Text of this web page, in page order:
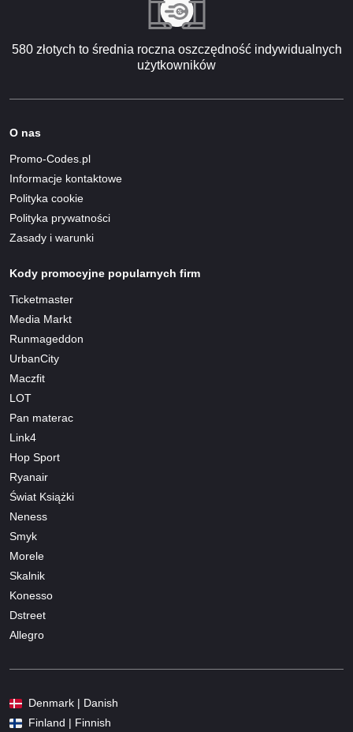
580 złotych to średnia roczna oszczędność indywidualnych
użytkowników
O nas
Promo-Codes.pl
Informacje kontaktowe
Polityka cookie
Polityka prywatności
Zasady i warunki
Kody promocyjne popularnych firm
Ticketmaster
Media Markt
Runmageddon
UrbanCity
Maczfit
LOT
Pan materac
Link4
Hop Sport
Ryanair
Świat Książki
Neness
Smyk
Morele
Skalnik
Konesso
Dstreet
Allegro
Denmark | Danish
Finland | Finnish